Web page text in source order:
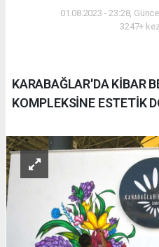
01.08.2023 - 23:28,
3247+
KARABAĞLAR'DA KİBAR
KOMPLEKSİNE ESTETİK